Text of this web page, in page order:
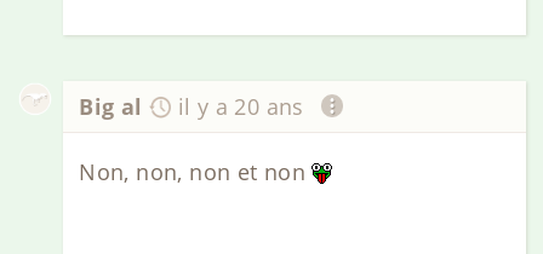
Big al il y a 20 ans
Non, non, non et non